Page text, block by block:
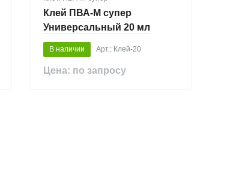
Клей ПВА-М супер
Универсальный 20 мл
В наличии Арт.: Клей-20
Цена: по запросу